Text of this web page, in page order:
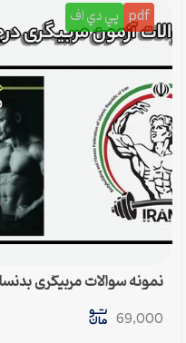
pdf پي دي اف
نمونه سوالات مربیگری بدنسازی
69,000